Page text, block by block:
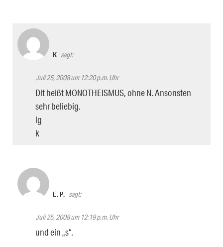
K sagt:
Juli 25, 2008 um 12:20 p.m. Uhr
Dit heißt MONOTHEISMUS, ohne N. Ansonsten
sehr beliebig.
lg
k
E. P. sagt:
Juli 25, 2008 um 12:19 p.m. Uhr
und ein „s“.